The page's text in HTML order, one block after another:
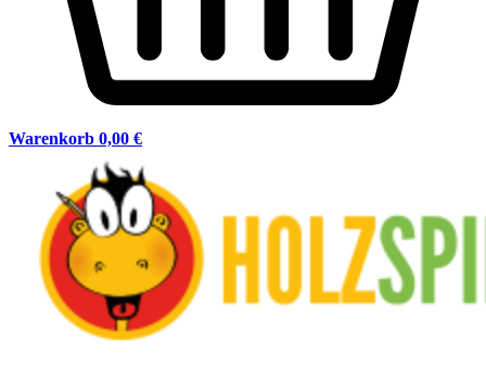
Warenkorb 0,00 €